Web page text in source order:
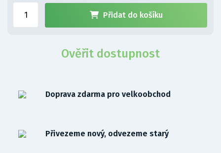
Přidat do košíku
Ověřit dostupnost
Doprava zdarma pro velkoobchod
Přivezeme nový, odvezeme starý